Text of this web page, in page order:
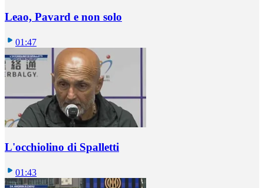
Leao, Pavard e non solo
01:47
L'occhiolino di Spalletti
01:43